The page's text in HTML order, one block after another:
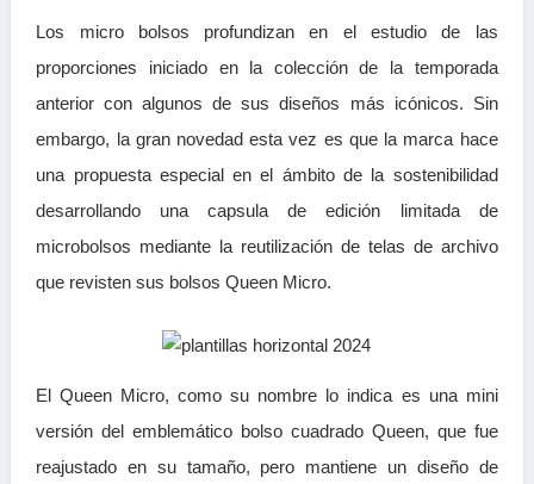
Los micro bolsos profundizan en el estudio de las
proporciones iniciado en la colección de la temporada
anterior con algunos de sus diseños más icónicos. Sin
embargo, la gran novedad esta vez es que la marca hace
una propuesta especial en el ámbito de la sostenibilidad
desarrollando una capsula de edición limitada de
microbolsos mediante la reutilización de telas de archivo
que revisten sus bolsos Queen Micro.
El Queen Micro, como su nombre lo indica es una mini
versión del emblemático bolso cuadrado Queen, que fue
reajustado en su tamaño, pero mantiene un diseño de